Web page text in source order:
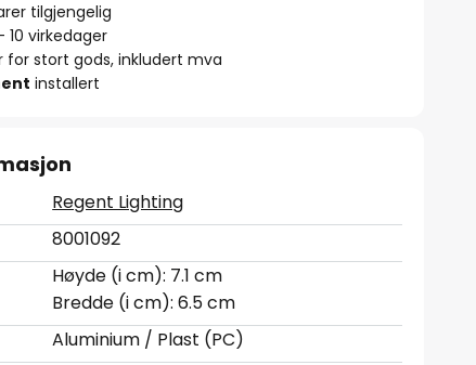
tilgjengelig
10 virkedager
for stort gods, inkludert mva
installert
Regent Lighting
8001092
Høyde (i cm): 7.1 cm
Bredde (i cm): 6.5 cm
Aluminium / Plast (PC)